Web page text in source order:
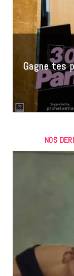
Gagne tes
NOS